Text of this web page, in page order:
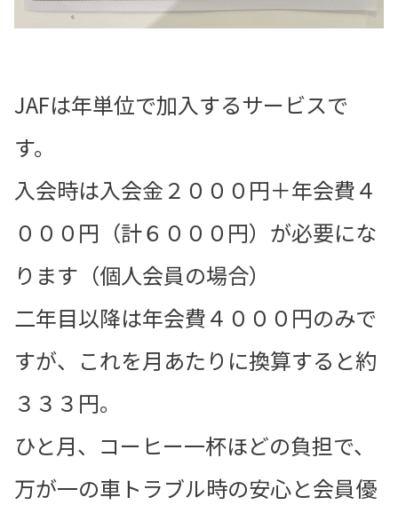
JAFは年単位で加入するサービスで
す。
入会時は入会金２０００円＋年会費４
０００円（計６０００円）が必要にな
ります（個人会員の場合）
二年目以降は年会費４０００円のみで
すが、これを月あたりに換算すると約
３３３円。
ひと月、コーヒー一杯ほどの負担で、
万が一の車トラブル時の安心と会員優